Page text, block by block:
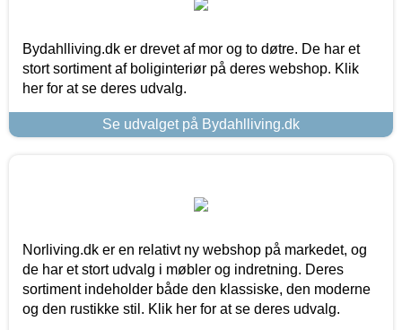
Bydahlliving.dk er drevet af mor og to døtre. De har et
stort sortiment af boliginteriør på deres webshop. Klik
her for at se deres udvalg.
Se udvalget på Bydahlliving.dk
Norliving.dk er en relativt ny webshop på markedet, og
de har et stort udvalg i møbler og indretning. Deres
sortiment indeholder både den klassiske, den moderne
og den rustikke stil. Klik her for at se deres udvalg.